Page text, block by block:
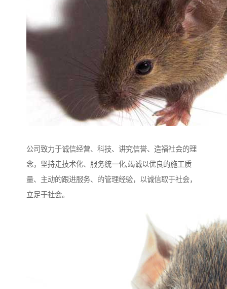
公司致力于诚信经营、科技、讲究信誉、造福社会的理
念，坚持走技术化、服务统一化,竭诚以优良的施工质
量、主动的跟进服务、的管理经验，以诚信取于社会，
立足于社会。